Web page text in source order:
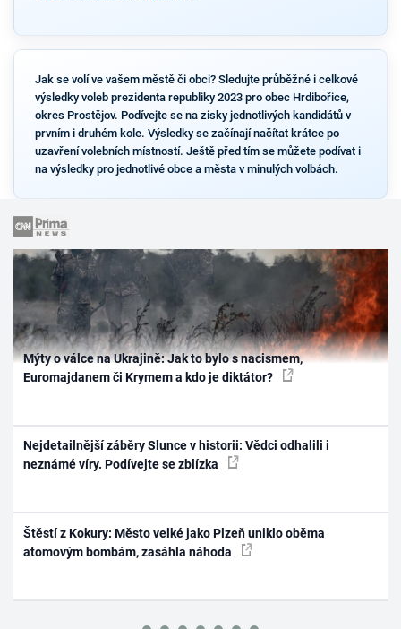
Jak se volí ve vašem městě či obci? Sledujte průběžné i celkové
výsledky voleb prezidenta republiky 2023 pro obec Hrdibořice,
okres Prostějov. Podívejte se na zisky jednotlivých kandidátů v
prvním i druhém kole. Výsledky se začínají načítat krátce po
uzavření volebních místností. Ještě před tím se můžete podívat i
na výsledky pro jednotlivé obce a města v minulých volbách.
Mýty o válce na Ukrajině: Jak to bylo s nacismem,
Euromajdanem či Krymem a kdo je diktátor?
Nejdetailnější záběry Slunce v historii: Vědci odhalili i
neznámé víry. Podívejte se zblízka
Štěstí z Kokury: Město velké jako Plzeň uniklo oběma
atomovým bombám, zasáhla náhoda